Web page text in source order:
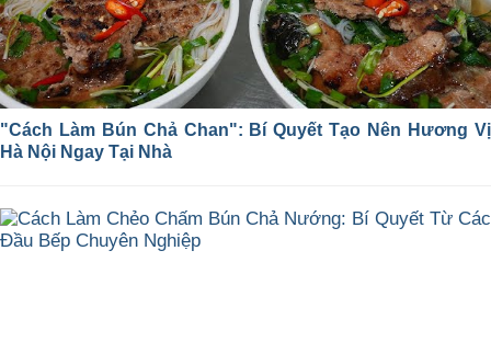
"Cách Làm Bún Chả Chan": Bí Quyết Tạo Nên Hương Vị
Hà Nội Ngay Tại Nhà